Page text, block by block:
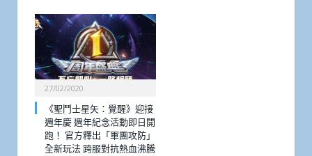
27/02/2020
《聖鬥士星矢：覺醒》迎接
週年慶 週年紀念活動即日開
跑！ 官方釋出「軍團攻防」
全新玩法 跨服對抗熱血沸騰